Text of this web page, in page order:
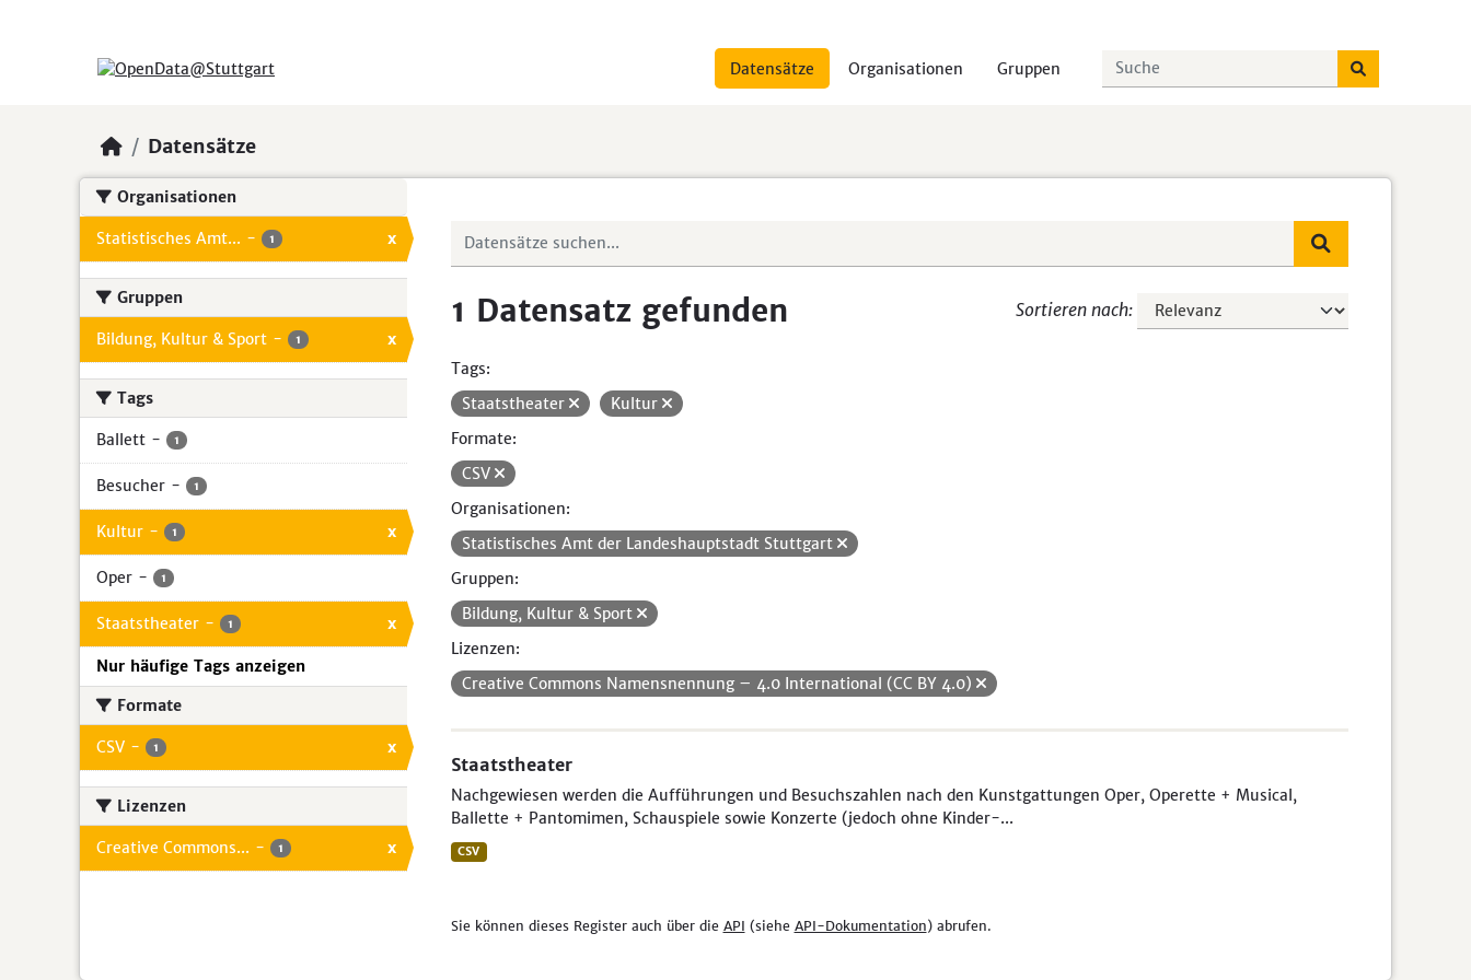
Datensätze Organisationen Gruppen
Datensätze
Organisationen
Statistisches Amt... - 1 x
Gruppen
Bildung, Kultur & Sport - 1 x
Tags
Ballett - 1
Besucher - 1
Kultur - 1 x
Oper - 1
Staatstheater - 1 x
Nur häufige Tags anzeigen
Formate
CSV - 1 x
Lizenzen
Creative Commons... - 1 x
Sortieren nach
1 Datensatz gefunden
Tags:
Staatstheater
Kultur
Formate:
CSV
Organisationen:
Statistisches Amt der Landeshauptstadt Stuttgart
Gruppen:
Bildung, Kultur & Sport
Lizenzen:
Creative Commons Namensnennung – 4.0 International (CC BY 4.0)
Staatstheater
Nachgewiesen werden die Aufführungen und Besuchszahlen nach den Kunstgattungen Oper, Operette + Musical,
Ballette + Pantomimen, Schauspiele sowie Konzerte (jedoch ohne Kinder-...
CSV
Sie können dieses Register auch über die API (siehe API-Dokumentation) abrufen.